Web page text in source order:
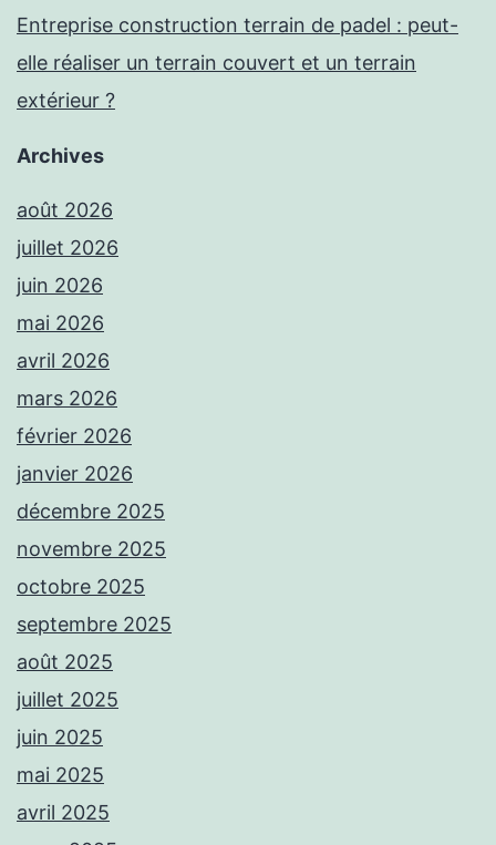
Entreprise construction terrain de padel : peut-
elle réaliser un terrain couvert et un terrain
extérieur ?
Archives
août 2026
juillet 2026
juin 2026
mai 2026
avril 2026
mars 2026
février 2026
janvier 2026
décembre 2025
novembre 2025
octobre 2025
septembre 2025
août 2025
juillet 2025
juin 2025
mai 2025
avril 2025